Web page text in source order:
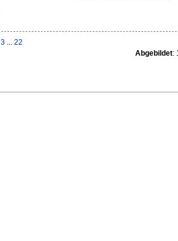
3... 22
Abgebildet: